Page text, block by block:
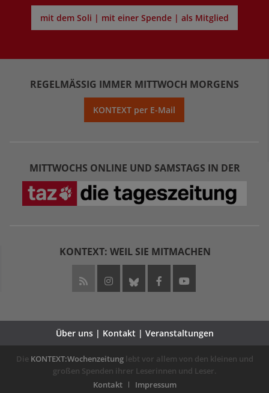
mit dem Soli | mit einer Spende | als Mitglied
REGELMÄSSIG IMMER MITTWOCH MORGENS
KONTEXT per E-Mail
MITTWOCHS ONLINE UND SAMSTAGS IN DER
KONTEXT: WEIL SIE MITMACHEN
Über uns | Kontakt | Veranstaltungen
Die KONTEXT:Wochenzeitunglebt vor allem von den kleinen und
großen Spenden ihrer Leserinnen und Leser.
Kontakt
Impressum